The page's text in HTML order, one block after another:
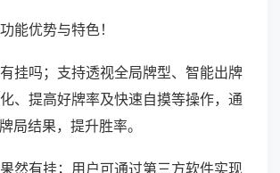
能优势与特色！
挂吗；支持透视全局牌型、智能出牌
、提高好牌率及快速自摸等操作，通
局结果，提升胜率。
然有挂；用户可通过第三方软件实现